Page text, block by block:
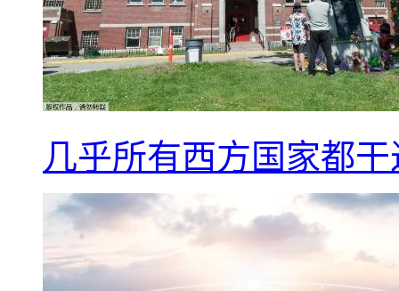
几乎所有西方国家都